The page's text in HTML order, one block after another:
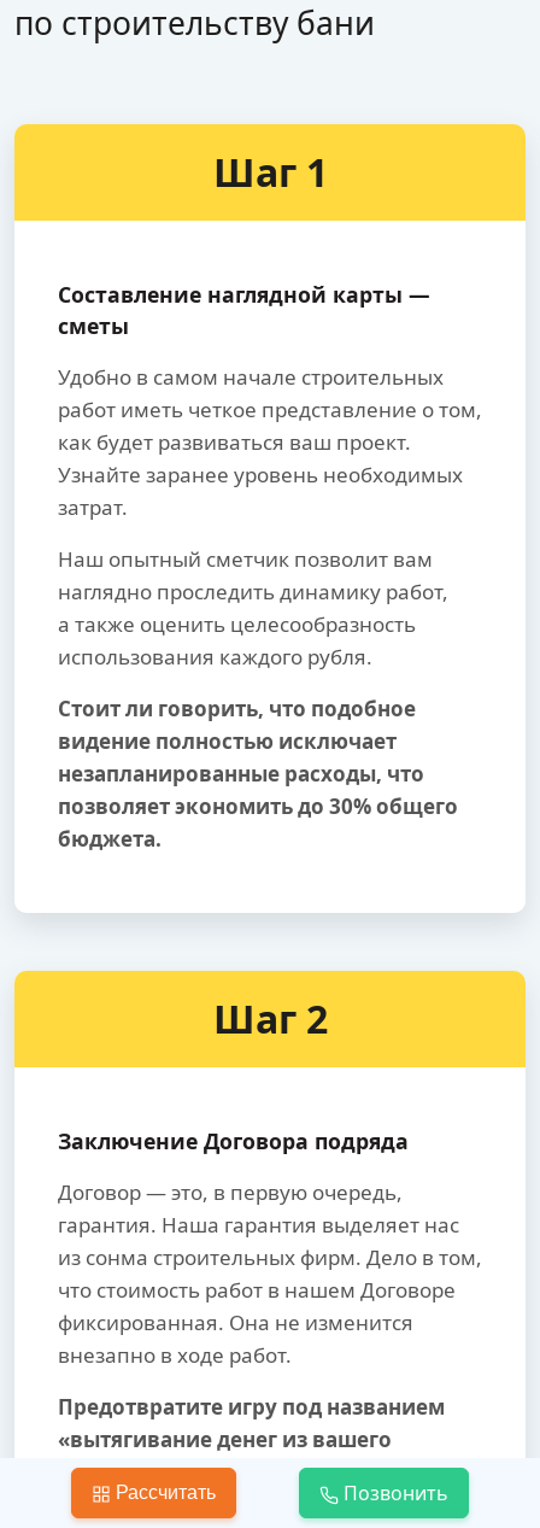
по строительству бани
Шаг 1
Составление наглядной карты —
сметы
Удобно в самом начале строительных
работ иметь четкое представление о том,
как будет развиваться ваш проект.
Узнайте заранее уровень необходимых
затрат.
Наш опытный сметчик позволит вам
наглядно проследить динамику работ,
а также оценить целесообразность
использования каждого рубля.
Стоит ли говорить, что подобное
видение полностью исключает
незапланированные расходы, что
позволяет экономить до 30% общего
бюджета.
Шаг 2
Заключение Договора подряда
Договор — это, в первую очередь,
гарантия. Наша гарантия выделяет нас
из сонма строительных фирм. Дело в том,
что стоимость работ в нашем Договоре
фиксированная. Она не изменится
внезапно в ходе работ.
Предотвратите игру под названием
«вытягивание денег из вашего
кармана».
Рассчитать Позвонить